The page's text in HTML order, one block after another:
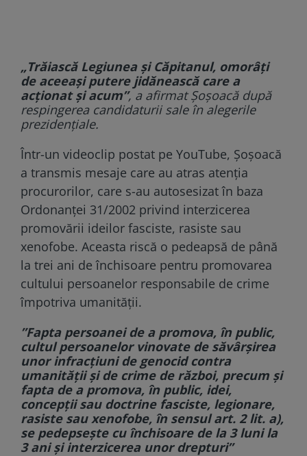
„Trăiască Legiunea şi Căpitanul, omorâţi
de aceeaşi putere jidănească care a
acţionat şi acum”, a afirmat Şoşoacă după
respingerea candidaturii sale în alegerile
prezidenţiale.
Într-un videoclip postat pe YouTube, Șoșoacă
a transmis mesaje care au atras atenția
procurorilor, care s-au autosesizat în baza
Ordonanței 31/2002 privind interzicerea
promovării ideilor fasciste, rasiste sau
xenofobe. Aceasta riscă o pedeapsă de până
la trei ani de închisoare pentru promovarea
cultului persoanelor responsabile de crime
împotriva umanității.
”Fapta persoanei de a promova, în public,
cultul persoanelor vinovate de săvârșirea
unor infracțiuni de genocid contra
umanității și de crime de război, precum și
fapta de a promova, în public, idei,
concepții sau doctrine fasciste, legionare,
rasiste sau xenofobe, în sensul art. 2 lit. a),
se pedepsește cu închisoare de la 3 luni la
3 ani și interzicerea unor drepturi”